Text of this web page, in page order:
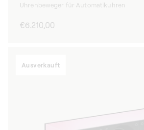
Uhrenbeweger für Automatikuhren
Normaler
€6.210,00
Ausverkauft